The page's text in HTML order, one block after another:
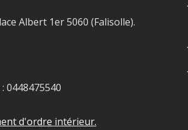
Albert 1er 5060 (Falisolle).
0448475540
d'ordre intérieur.